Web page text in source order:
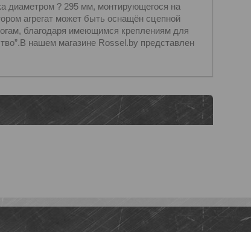
диаметром ? 295 мм, монтирующегося на
агрегат может быть оснащён сцепной
благодаря имеющимся креплениям для
нашем магазине Rossel.by представлен